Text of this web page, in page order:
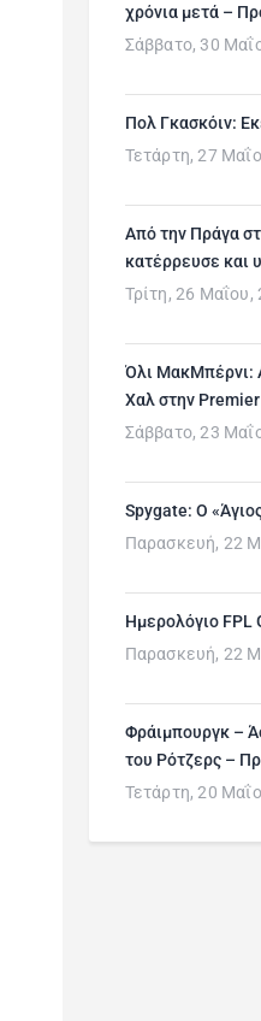
χρόνια μετά –
Σάββατο, 30
Πολ Γκασκόιν:
Τετάρτη, 27
Από την Πράγα
κατέρρευσε και
Τρίτη, 26 Μαΐου,
Όλι ΜακΜπέρνι:
Χαλ στην
Σάββατο, 23
Spygate: Ο
Παρασκευή, 22
Ημερολόγιο FPL
Παρασκευή, 22
Φράιμπουργκ –
του Ρότζερς –
Τετάρτη, 20